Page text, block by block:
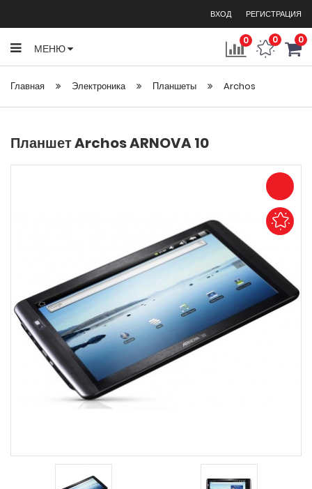
ВХОД РЕГИСТРАЦИЯ
0 0 0
МЕНЮ
Главная Электроника Планшеты Archos
Планшет Archos ARNOVA 10